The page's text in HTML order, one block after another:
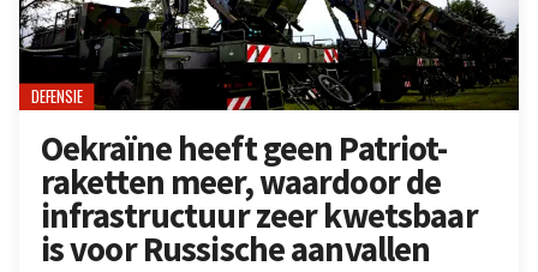
DEFENSIE
Oekraïne heeft geen Patriot-
raketten meer, waardoor de
infrastructuur zeer kwetsbaar
is voor Russische aanvallen